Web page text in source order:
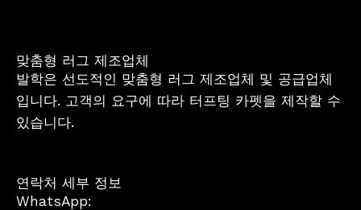
맞춤형 러그 제조업체
발학은 선도적인 맞춤형 러그 제조업체 및 공급업체
입니다. 고객의 요구에 따라 터프팅 카펫을 제작할 수
있습니다.
연락처 세부 정보
WhatsApp: